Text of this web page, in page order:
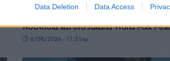
Data Deletion Data Access
Λύκειο Ελληνίδων Ξάνθης: Από τη Θράκη
Ινδονησία και στο Jakarta World Folk
6/08/2026 - 11:31πμ